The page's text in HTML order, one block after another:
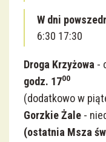
W dni
6:30 17:30
Droga Krzyżowa -
godz. 1700
(dodatkowo w
Gorzkie Żale -
(ostatnia Msza